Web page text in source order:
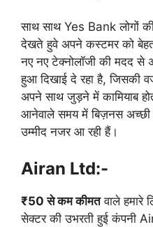
साथ साथ Yes Bank लोगों
देखते हुवे अपने कस्टमर को
नए नए टेक्नोलॉजी की मदद
हुआ दिखाई दे रहा है, जिसकी
अपने साथ जुड़ने में कामियाब
आनेवाले समय में बिज़नस अच्छी
उम्मीद नजर आ रही हैं।
Airan Ltd:-
₹50 से कम कीमतवाले हमारे
सेक्टर की उभरती हुई कंपनी